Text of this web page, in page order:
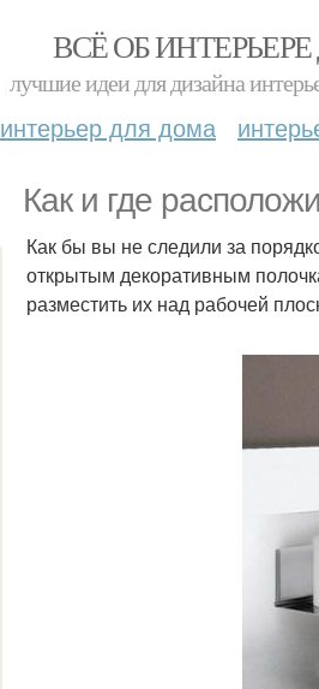
ВСЁ ОБ
лучшие идеи для дизайна
интерьер для дома
Как и где
Как бы вы не следили за
открытым декоративным
разместить их над рабочей